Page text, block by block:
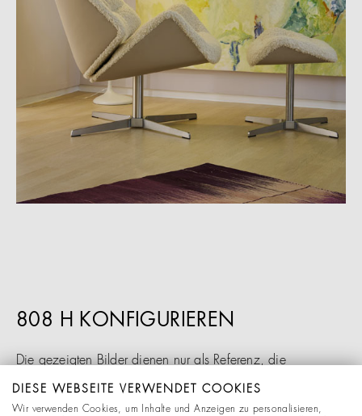
808 H KONFIGURIEREN
Die gezeigten Bilder dienen nur als Referenz, die
Abbildungen können vom tatsächlichen Produkt
abweichen. Die dargestellten Konfigurationen verfälschen
DIESE WEBSEITE VERWENDET COOKIES
Wir verwenden Cookies, um Inhalte und Anzeigen zu personalisieren,